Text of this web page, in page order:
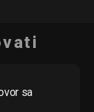
sa